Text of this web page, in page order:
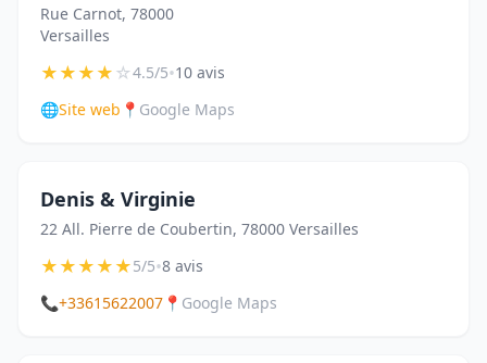
Rue Carnot, 78000
Versailles
★★★★☆4.5/5•10 avis
🌐Site web 📍 Google Maps
Denis & Virginie
22 All. Pierre de Coubertin, 78000 Versailles
★★★★★5/5•8 avis
📞+33615622007 📍 Google Maps